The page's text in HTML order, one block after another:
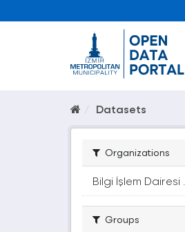
Datasets
Organizations
Bilgi İşlem Dairesi ...
Groups